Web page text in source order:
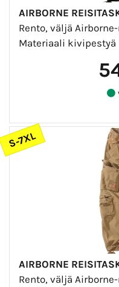
AIRBORNE
Rento, väljä
Materiaali kivipestyä
S-7XL
AIRBORNE
Rento, väljä